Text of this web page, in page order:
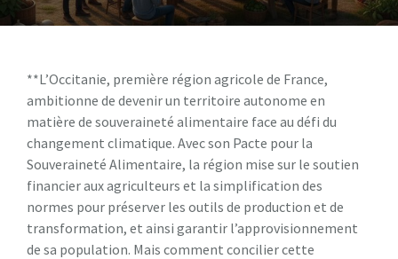
**L’Occitanie, première région agricole de France,
ambitionne de devenir un territoire autonome en
matière de souveraineté alimentaire face au défi du
changement climatique. Avec son Pacte pour la
Souveraineté Alimentaire, la région mise sur le soutien
financier aux agriculteurs et la simplification des
normes pour préserver les outils de production et de
transformation, et ainsi garantir l’approvisionnement
de sa population. Mais comment concilier cette